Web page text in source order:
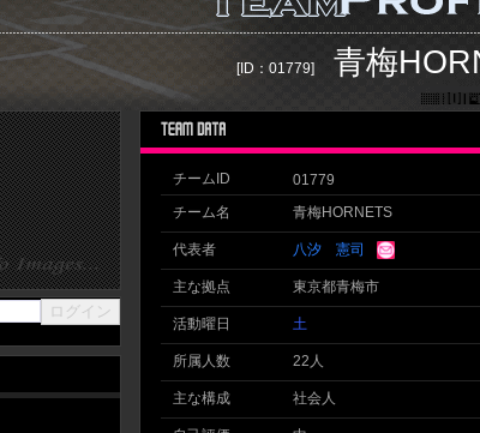
[ID：01779] 青梅
チームID 01779
チーム名 青梅HORNETS
代表者 八汐 憲司
主な拠点 東京都青梅市
活動曜日 土
所属人数 22人
主な構成 社会人